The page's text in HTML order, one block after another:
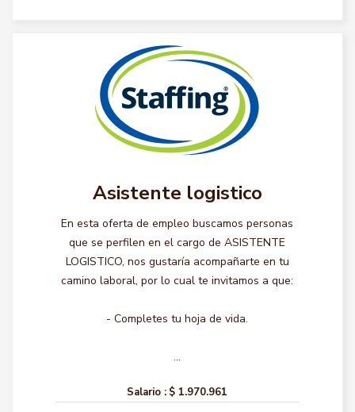
Asistente logistico
En esta oferta de empleo buscamos personas
que se perfilen en el cargo de ASISTENTE
LOGISTICO, nos gustaría acompañarte en tu
camino laboral, por lo cual te invitamos a que:
- Completes tu hoja de vida.
...
Salario : $ 1.970.961